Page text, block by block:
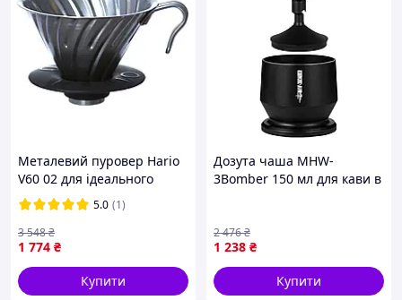
Металевий пуровер Hario
V60 02 для ідеального
заварювання кави в
домашніх умовах
5.0 (1)
1 774 ₴
3 548₴
Купити
Дозута чаша MHW-
3Bomber 150 мл для кави в
використання
1 238 ₴
2 476₴
Купити